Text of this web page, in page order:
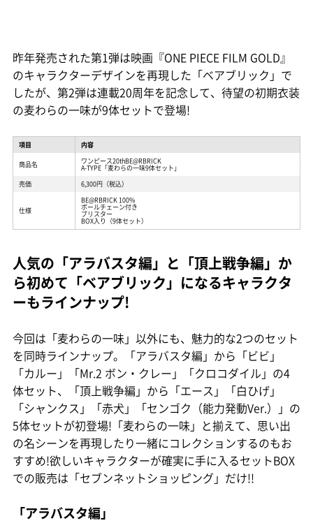
昨年発売された第1弾は映画『ONE PIECE FILM GOLD』
のキャラクターデザインを再現した「ベアブリック」で
したが、第2弾は連載20周年を記念して、待望の初期衣装
の麦わらの一味が9体セットで登場!
項目 内容
商品名 ワンピース20thBE@RBRICK
A-TYPE「麦わらの一味9体セット」
売価
6,300円（税込）
仕様
BE@RBRICK 100%
ボールチェーン付き
ブリスター
BOX入り（9体セット）
人気の「アラバスタ編」と「頂上戦争編」か
ら初めて「ベアブリック」になるキャラクタ
ーもラインナップ!
今回は「麦わらの一味」以外にも、魅力的な2つのセット
を同時ラインナップ。「アラバスタ編」から「ビビ」
「カルー」「Mr.2 ボン・クレー」「クロコダイル」の4
体セット、「頂上戦争編」から「エース」「白ひげ」
「シャンクス」「赤犬」「センゴク（能力発動Ver.）」の
5体セットが初登場!「麦わらの一味」と揃えて、思い出
の名シーンを再現したり一緒にコレクションするのもお
すすめ!欲しいキャラクターが確実に手に入るセットBOX
での販売は「セブンネットショッピング」だけ!!
「アラバスタ編」